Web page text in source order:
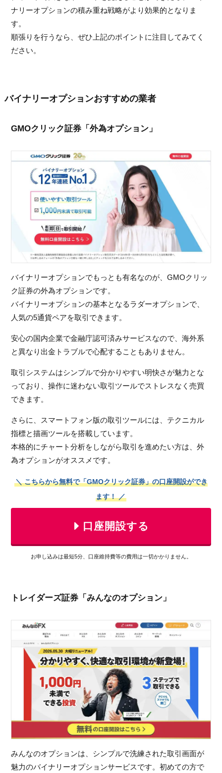
ナリーオプションの積み重ね戦略がより効果的となりま
す。
順張りを行うなら、ぜひ上記のポイントに注目してみてく
ださい。
バイナリーオプションおすすめの業者
GMOクリック証券「外為オプション」
バイナリーオプションでもっとも有名なのが、GMOクリッ
ク証券の外為オプションです。
バイナリーオプションの基本となるラダーオプションで、
人気の5通貨ペアを取引できます。
安心の国内企業で金融庁認可済みサービスなので、海外系
と異なり出金トラブルで心配することもありません。
取引システムはシンプルで分かりやすい明快さが魅力とな
っており、操作に迷わない取引ツールでストレスなく売買
できます。
さらに、スマートフォン版の取引ツールには、テクニカル
指標と描画ツールを搭載しています。
本格的にチャート分析をしながら取引を進めたい方は、外
為オプションがオススメです。
＼ こちらから無料で「GMOクリック証券」の口座開設ができ
ます！ ／
口座開設する
お申し込みは最短5分、口座維持費等の費用は一切かかりません。
トレイダーズ証券「みんなのオプション」
みんなのオプションは、シンプルで洗練された取引画面が
魅力のバイナリーオプションサービスです。初めての方で